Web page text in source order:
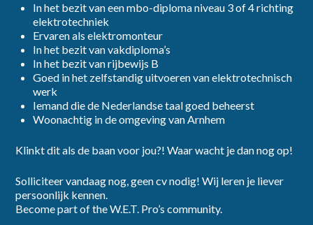
In het bezit van een mbo-diploma niveau 3 of 4 richting
elektrotechniek
Ervaren als elektromonteur
In het bezit van vakdiploma’s
In het bezit van rijbewijs B
Goed in het zelfstandig uitvoeren van elektrotechnisch
werk
Iemand die de Nederlandse taal goed beheerst
Woonachtig in de omgeving van Arnhem
Klinkt dit als de baan voor jou?! Waar wacht je dan nog op!
Solliciteer vandaag nog, geen cv nodig! Wij leren je liever
persoonlijk kennen.
Become part of the W.E.T. Pro’s community.